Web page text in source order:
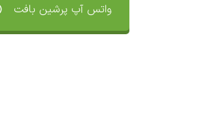
واتس آپ پرشین بافت